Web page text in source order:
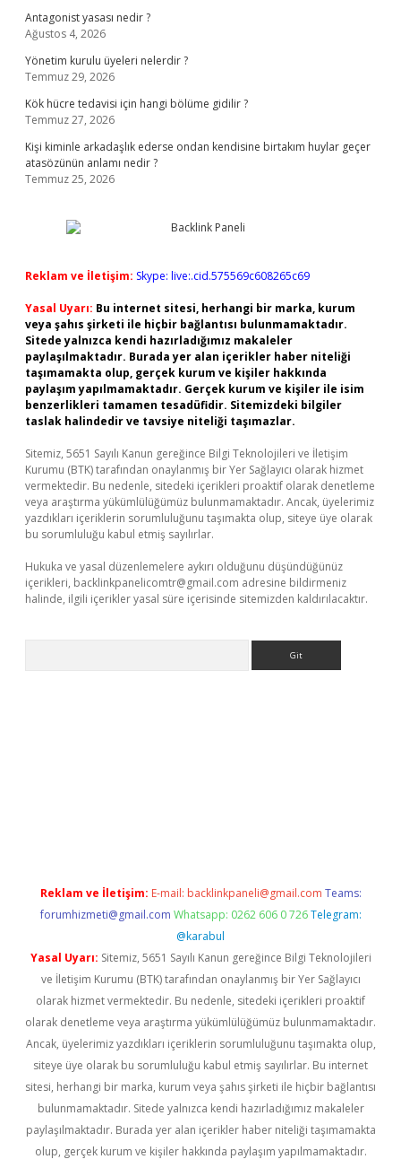
Antagonist yasası nedir ?
Ağustos 4, 2026
Yönetim kurulu üyeleri nelerdir ?
Temmuz 29, 2026
Kök hücre tedavisi için hangi bölüme gidilir ?
Temmuz 27, 2026
Kişi kiminle arkadaşlık ederse ondan kendisine birtakım huylar geçer
atasözünün anlamı nedir ?
Temmuz 25, 2026
Reklam ve İletişim: Skype: live:.cid.575569c608265c69
Yasal Uyarı: Bu internet sitesi, herhangi bir marka, kurum
veya şahıs şirketi ile hiçbir bağlantısı bulunmamaktadır.
Sitede yalnızca kendi hazırladığımız makaleler
paylaşılmaktadır. Burada yer alan içerikler haber niteliği
taşımamakta olup, gerçek kurum ve kişiler hakkında
paylaşım yapılmamaktadır. Gerçek kurum ve kişiler ile isim
benzerlikleri tamamen tesadüfidir. Sitemizdeki bilgiler
taslak halindedir ve tavsiye niteliği taşımazlar.
Sitemiz, 5651 Sayılı Kanun gereğince Bilgi Teknolojileri ve İletişim
Kurumu (BTK) tarafından onaylanmış bir Yer Sağlayıcı olarak hizmet
vermektedir. Bu nedenle, sitedeki içerikleri proaktif olarak denetleme
veya araştırma yükümlülüğümüz bulunmamaktadır. Ancak, üyelerimiz
yazdıkları içeriklerin sorumluluğunu taşımakta olup, siteye üye olarak
bu sorumluluğu kabul etmiş sayılırlar.
Hukuka ve yasal düzenlemelere aykırı olduğunu düşündüğünüz
içerikleri, backlinkpanelicomtr@gmail.com adresine bildirmeniz
halinde, ilgili içerikler yasal süre içerisinde sitemizden kaldırılacaktır.
Reklam ve İletişim: E-mail: backlinkpaneli@gmail.com Teams:
forumhizmeti@gmail.com Whatsapp: 0262 606 0 726 Telegram:
@karabul
Yasal Uyarı: Sitemiz, 5651 Sayılı Kanun gereğince Bilgi Teknolojileri
ve İletişim Kurumu (BTK) tarafından onaylanmış bir Yer Sağlayıcı
olarak hizmet vermektedir. Bu nedenle, sitedeki içerikleri proaktif
olarak denetleme veya araştırma yükümlülüğümüz bulunmamaktadır.
Ancak, üyelerimiz yazdıkları içeriklerin sorumluluğunu taşımakta olup,
siteye üye olarak bu sorumluluğu kabul etmiş sayılırlar. Bu internet
sitesi, herhangi bir marka, kurum veya şahıs şirketi ile hiçbir bağlantısı
bulunmamaktadır. Sitede yalnızca kendi hazırladığımız makaleler
paylaşılmaktadır. Burada yer alan içerikler haber niteliği taşımamakta
olup, gerçek kurum ve kişiler hakkında paylaşım yapılmamaktadır.